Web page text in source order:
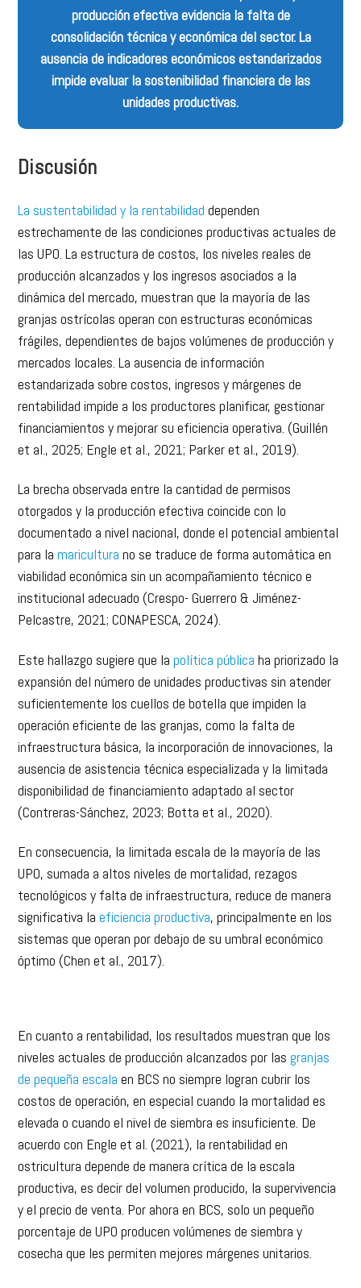
producción efectiva evidencia la falta de
consolidación técnica y económica del sector. La
ausencia de indicadores económicos estandarizados
impide evaluar la sostenibilidad financiera de las
unidades productivas.
Discusión
La sustentabilidad y la rentabilidad dependen
estrechamente de las condiciones productivas actuales de
las UPO. La estructura de costos, los niveles reales de
producción alcanzados y los ingresos asociados a la
dinámica del mercado, muestran que la mayoría de las
granjas ostrícolas operan con estructuras económicas
frágiles, dependientes de bajos volúmenes de producción y
mercados locales. La ausencia de información
estandarizada sobre costos, ingresos y márgenes de
rentabilidad impide a los productores planificar, gestionar
financiamientos y mejorar su eficiencia operativa. (Guillén
et al., 2025; Engle et al., 2021; Parker et al., 2019).
La brecha observada entre la cantidad de permisos
otorgados y la producción efectiva coincide con lo
documentado a nivel nacional, donde el potencial ambiental
para lamariculturano se traduce de forma automática en
viabilidad económica sin un acompañamiento técnico e
institucional adecuado (Crespo- Guerrero & Jiménez-
Pelcastre, 2021; CONAPESCA, 2024).
Este hallazgo sugiere que la política pública ha priorizado la
expansión del número de unidades productivas sin atender
suficientemente los cuellos de botella que impiden la
operación eficiente de las granjas, como la falta de
infraestructura básica, la incorporación de innovaciones, la
ausencia de asistencia técnica especializada y la limitada
disponibilidad de financiamiento adaptado al sector
(Contreras-Sánchez, 2023; Botta et al., 2020).
En consecuencia, la limitada escala de la mayoría de las
UPO, sumada a altos niveles de mortalidad, rezagos
tecnológicos y falta de infraestructura, reduce de manera
significativa laeficiencia productiva, principalmente en los
sistemas que operan por debajo de su umbral económico
óptimo (Chen et al., 2017).
En cuanto a rentabilidad, los resultados muestran que los
niveles actuales de producción alcanzados por las granjas
de pequeña escalaen BCS no siempre logran cubrir los
costos de operación, en especial cuando la mortalidad es
elevada o cuando el nivel de siembra es insuficiente. De
acuerdo con Engle et al. (2021), la rentabilidad en
ostricultura depende de manera crítica de la escala
productiva, es decir del volumen producido, la supervivencia
y el precio de venta. Por ahora en BCS, solo un pequeño
porcentaje de UPO producen volúmenes de siembra y
cosecha que les permiten mejores márgenes unitarios.